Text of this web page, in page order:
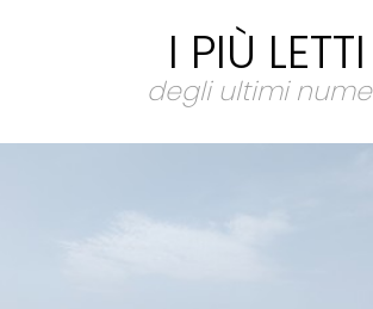
I PIÙ LETTI
degli ultimi